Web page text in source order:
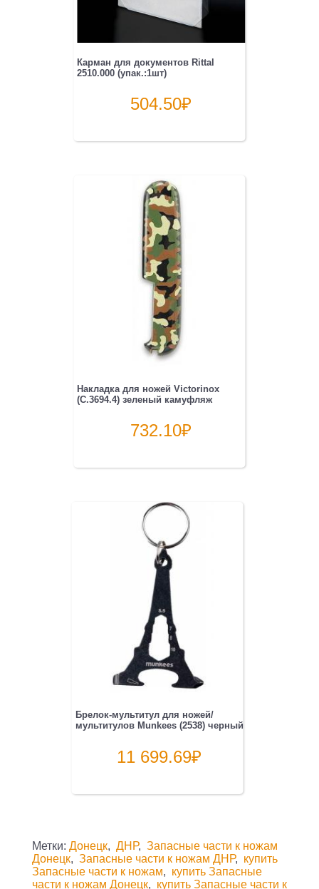
Карман для документов Rittal
2510.000 (упак.:1шт)
504.50₽
Накладка для ножей Victorinox
(C.3694.4) зеленый камуфляж
732.10₽
Брелок-мультитул для ножей/
мультитулов Munkees (2538) черный
11 699.69₽
Метки: Донецк, ДНР, Запасные части к ножам
Донецк, Запасные части к ножам ДНР, купить
Запасные части к ножам, купить Запасные
части к ножам Донецк, купить Запасные части к